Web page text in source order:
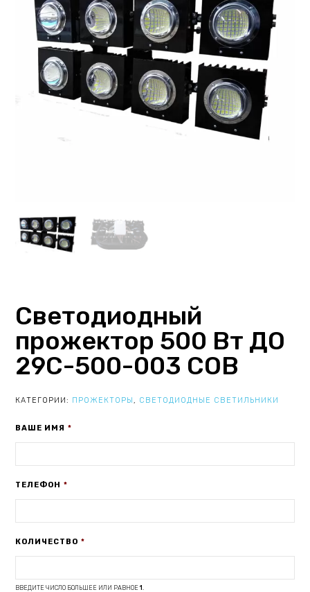
Светодиодный
прожектор 500 Вт ДО
29С-500-003 COB
КАТЕГОРИИ: ПРОЖЕКТОРЫ СВЕТОДИОДНЫЕ СВЕТИЛЬНИКИ
ВАШЕ ИМЯ *
ТЕЛЕФОН *
КОЛИЧЕСТВО *
ВВЕДИТЕ ЧИСЛО БОЛЬШЕЕ ИЛИ РАВНОЕ1